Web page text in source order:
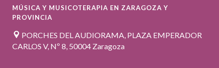
MÚSICA Y MUSICOTERAPIA EN ZARAGOZA Y
PROVINCIA
PORCHES DEL AUDIORAMA, PLAZA EMPERADOR
CARLOS V, Nº 8, 50004 Zaragoza